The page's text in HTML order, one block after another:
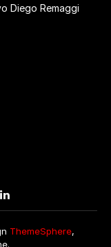
Diego Remaggi
LinkedIn
ThemeSphere,